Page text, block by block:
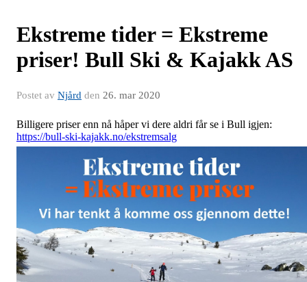
Ekstreme tider = Ekstreme
priser! Bull Ski & Kajakk AS
Postet av Njård den 26. mar 2020
Billigere priser enn nå håper vi dere aldri får se i Bull igjen:
https://bull-ski-kajakk.no/ekstremsalg